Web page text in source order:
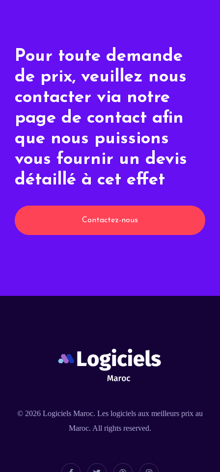
Pour toute demande
de prix, veuillez nous
contacter via notre
page de contact afin
que nous puissions
vous fournir un devis
détaillé à cet effet
Contactez-nous
© 2026 Logiciels Maroc. Les logiciels aux meilleurs prix au
Maroc. All rights reserved.